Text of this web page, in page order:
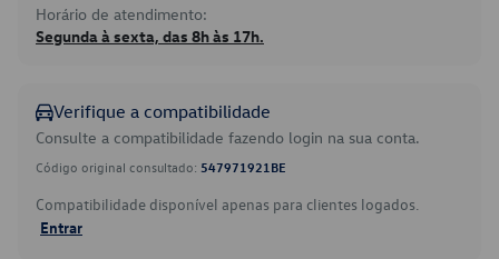
Horário de atendimento:
Segunda à sexta, das 8h às 17h.
Verifique a compatibilidade
Consulte a compatibilidade fazendo login na sua conta.
Código original consultado: 547971921BE
Compatibilidade disponível apenas para clientes logados.
Entrar